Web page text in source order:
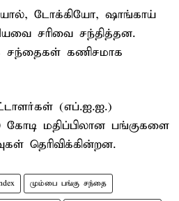
டோக்கியோ, ஷாங்காய்
சரிவை சந்தித்தன.
சந்தைகள் கணிசமாக
(எப்.ஐ.ஐ.)
கோடி மதிப்பிலான பங்குகளை
தெரிவிக்கின்றன.
மும்பை பங்கு சந்தை